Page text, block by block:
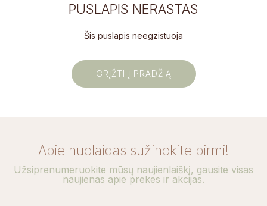
PUSLAPIS NERASTAS
Šis puslapis neegzistuoja
GRĮŽTI Į PRADŽIĄ
Apie nuolaidas sužinokite pirmi!
Užsiprenumeruokite mūsų naujienlaiškį, gausite visas
naujienas apie prekes ir akcijas.